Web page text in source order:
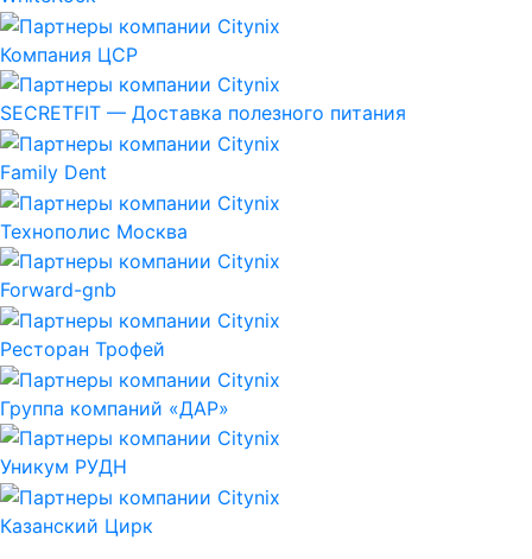
Компания ЦСР
SECRETFIT — Доставка полезного питания
Family Dent
Технополис Москва
Forward-gnb
Ресторан Трофей
Группа компаний «ДАР»
Уникум РУДН
Казанский Цирк